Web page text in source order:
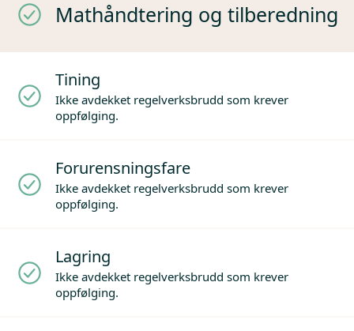
Mathåndtering og tilberedning
Tining
Ikke avdekket regelverksbrudd som krever
oppfølging.
Forurensningsfare
Ikke avdekket regelverksbrudd som krever
oppfølging.
Lagring
Ikke avdekket regelverksbrudd som krever
oppfølging.